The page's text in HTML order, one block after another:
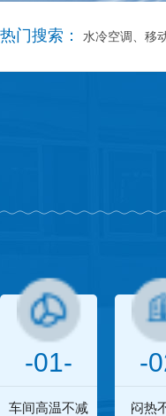
热门搜索： 水冷空调、移
-01-
车间高温不减
-
闷热